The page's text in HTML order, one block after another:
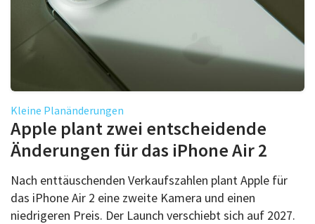
Kleine Planänderungen
Apple plant zwei entscheidende
Änderungen für das iPhone Air 2
Nach enttäuschenden Verkaufszahlen plant Apple für
das iPhone Air 2 eine zweite Kamera und einen
niedrigeren Preis. Der Launch verschiebt sich auf 2027.